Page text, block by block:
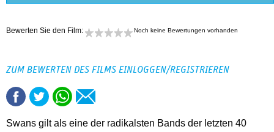
Bewerten Sie den Film: Noch keine Bewertungen vorhanden
ZUM BEWERTEN DES FILMS EINLOGGEN/REGISTRIEREN
Swans gilt als eine der radikalsten Bands der letzten 40